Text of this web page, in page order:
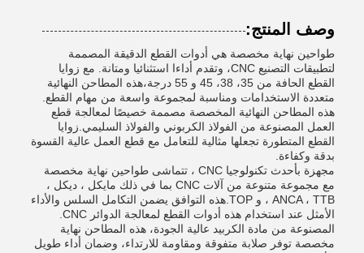
وصف المنتج:
طواحين نهاية مخصصة هي أدوات القطع الدقيقة المصممة
لتطبيقات التصنيع CNC، وتقدم أداءا استثنائيا ومتانة. مع زوايا
القطع الحافة من 35، 38، 45 و 55 درجة،هذه المطاحن النهائية
متعددة الاستخدامات ومناسبة لمجموعة واسعة من مهام القطع.
هذه المطاحن النهائية المخصصة مصممة خصيصًا لمعالجة قطع
العمل المصنوعة من الفولاذ الكربوني والفولاذ السليمي.زوايا
القطع المتطورة تجعلها مثالية للتعامل مع قطع العمل عالية القسوة
بدقة وكفاءة.
مجهزة بأحدث تكنولوجيا CNC ، تتماشى طواحين نهاية مخصصة
مع مجموعة متنوعة من آلات CNC بما في ذلك مايكل ، ديكل ،
ANCA ، TTB ، و TOP.هذه التوافق يضمن التكامل السلس والأداء
الأمثل عند استخدام هذه أدوات القطع لمعالجة الدوائر CNC.
المصنوعة من مادة الكربيد عالية الجودة، هذه المطاحن نهاية
مخصصة توفر صلابة متفوقة ومقاومة للارتداء، وضمان أداء طويل